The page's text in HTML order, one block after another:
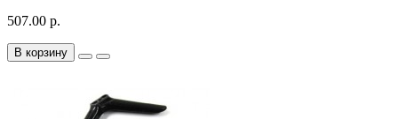
507.00 р.
В корзину